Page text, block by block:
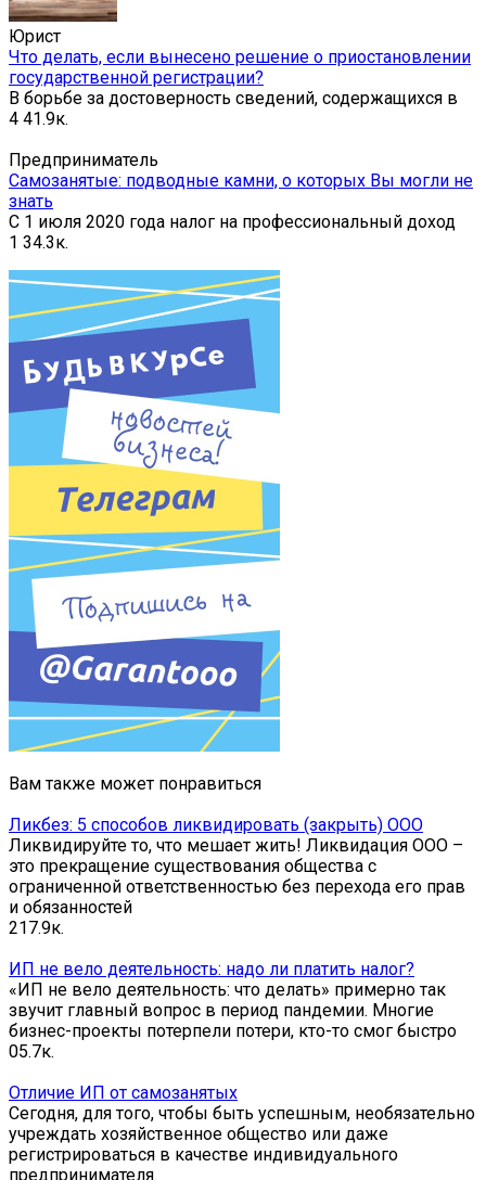
Юрист
Что делать, если вынесено решение о приостановлении
государственной регистрации?
В борьбе за достоверность сведений, содержащихся в
4 41.9к.
Предприниматель
Самозанятые: подводные камни, о которых Вы могли не
знать
С 1 июля 2020 года налог на профессиональный доход
1 34.3к.
Вам также может понравиться
Ликбез: 5 способов ликвидировать (закрыть) ООО
Ликвидируйте то, что мешает жить! Ликвидация ООО –
это прекращение существования общества с
ограниченной ответственностью без перехода его прав
и обязанностей
217.9к.
ИП не вело деятельность: надо ли платить налог?
«ИП не вело деятельность: что делать» примерно так
звучит главный вопрос в период пандемии. Многие
бизнес-проекты потерпели потери, кто-то смог быстро
05.7к.
Отличие ИП от самозанятых
Сегодня, для того, чтобы быть успешным, необязательно
учреждать хозяйственное общество или даже
регистрироваться в качестве индивидуального
предпринимателя.